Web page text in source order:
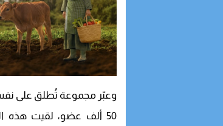
وعبّر مجموعة تُطلق على
50 ألف عضو، لقيت هذه